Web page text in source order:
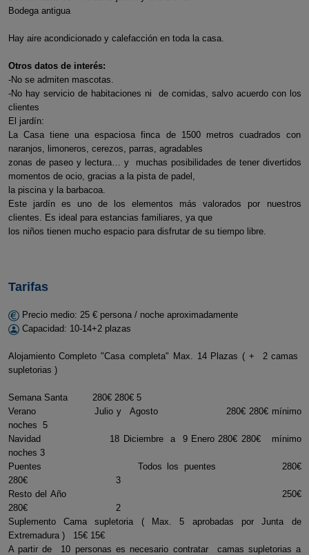
Bodega antigua
Hay aire acondicionado y calefacción en toda la casa.
Otros datos de interés:
-No se admiten mascotas.
-No hay servicio de habitaciones ni de comidas, salvo acuerdo con los
clientes
El jardín:
La Casa tiene una espaciosa finca de 1500 metros cuadrados con
naranjos, limoneros, cerezos, parras, agradables
zonas de paseo y lectura… y muchas posibilidades de tener divertidos
momentos de ocio, gracias a la pista de padel,
la piscina y la barbacoa.
Este jardín es uno de los elementos más valorados por nuestros
clientes. Es ideal para estancias familiares, ya que
los niños tienen mucho espacio para disfrutar de su tiempo libre.
Tarifas
Precio medio: 25 € persona / noche aproximadamente
Capacidad: 10-14+2 plazas
Alojamiento Completo "Casa completa" Max. 14 Plazas ( + 2 camas
supletorias )
Semana Santa 280€ 280€ 5
Verano Julio y Agosto 280€ 280€ mínimo
noches 5
Navidad 18 Diciembre a 9 Enero 280€ 280€ mínimo
noches 3
Puentes Todos los puentes 280€
280€ 3
Resto del Año 250€
280€ 2
Suplemento Cama supletoria ( Max. 5 aprobadas por Junta de
Extremadura ) 15€ 15€
A partir de 10 personas es necesario contratar camas supletorias a